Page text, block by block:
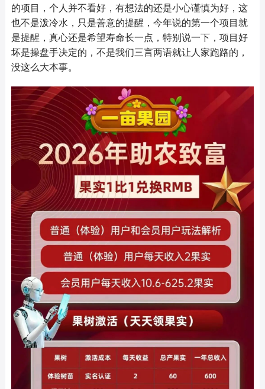
的项目，个人并不看好，有想法的还是小心谨慎为好，这
也不是泼冷水，只是善意的提醒，今年说的第一个项目就
是提醒，真心还是希望寿命长一点，特别说一下，项目好
坏是操盘手决定的，不是我们三言两语就让人家跑路的，
没这么大本事。